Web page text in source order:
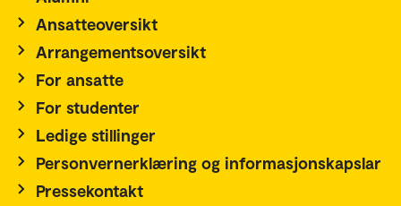
Ansatteoversikt
Arrangementsoversikt
For ansatte
For studenter
Ledige stillinger
Personvernerklæring og informasjonskapslar
Pressekontakt